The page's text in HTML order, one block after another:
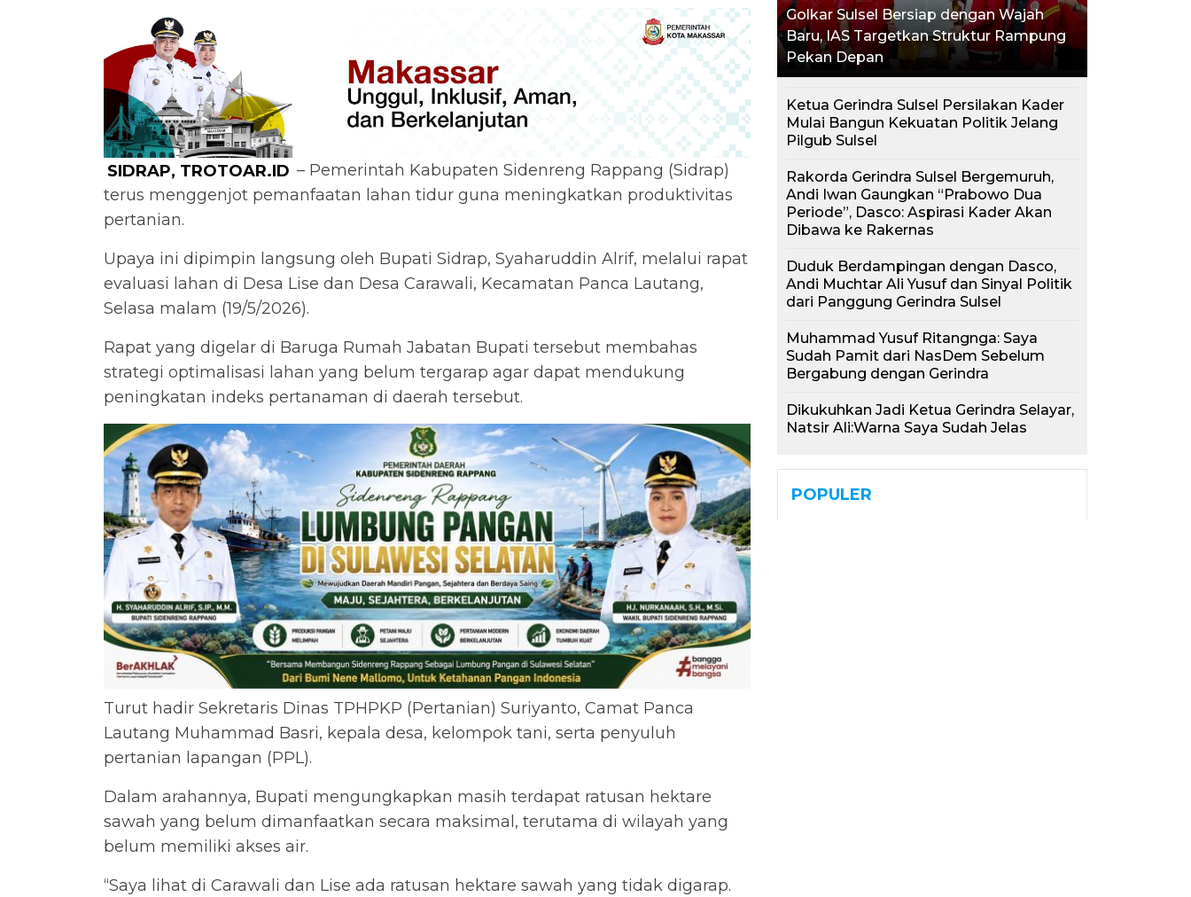
SIDRAP, TROTOAR.ID – Pemerintah Kabupaten Sidenreng Rappang (Sidrap)
terus menggenjot pemanfaatan lahan tidur guna meningkatkan produktivitas
pertanian.
Upaya ini dipimpin langsung oleh Bupati Sidrap, Syaharuddin Alrif, melalui rapat
evaluasi lahan di Desa Lise dan Desa Carawali, Kecamatan Panca Lautang,
Selasa malam (19/5/2026).
Rapat yang digelar di Baruga Rumah Jabatan Bupati tersebut membahas
strategi optimalisasi lahan yang belum tergarap agar dapat mendukung
peningkatan indeks pertanaman di daerah tersebut.
Turut hadir Sekretaris Dinas TPHPKP (Pertanian) Suriyanto, Camat Panca
Lautang Muhammad Basri, kepala desa, kelompok tani, serta penyuluh
pertanian lapangan (PPL).
Dalam arahannya, Bupati mengungkapkan masih terdapat ratusan hektare
sawah yang belum dimanfaatkan secara maksimal, terutama di wilayah yang
belum memiliki akses air.
“Saya lihat di Carawali dan Lise ada ratusan hektare sawah yang tidak digarap.
Golkar Sulsel Bersiap dengan Wajah
Baru, IAS Targetkan Struktur Rampung
Pekan Depan
Ketua Gerindra Sulsel Persilakan Kader
Mulai Bangun Kekuatan Politik Jelang
Pilgub Sulsel
Rakorda Gerindra Sulsel Bergemuruh,
Andi Iwan Gaungkan “Prabowo Dua
Periode”, Dasco: Aspirasi Kader Akan
Dibawa ke Rakernas
Duduk Berdampingan dengan Dasco,
Andi Muchtar Ali Yusuf dan Sinyal Politik
dari Panggung Gerindra Sulsel
Muhammad Yusuf Ritangnga: Saya
Sudah Pamit dari NasDem Sebelum
Bergabung dengan Gerindra
Dikukuhkan Jadi Ketua Gerindra Selayar,
Natsir Ali:Warna Saya Sudah Jelas
POPULER